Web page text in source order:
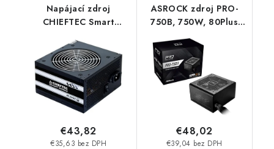
Napájací zdroj
CHIEFTEC Smart
500 W, Active PFC,
maloobchodný predaj
Chieftec
€35,63 bez DPH
€43,82
ASROCK zdroj PRO-
750B, 750W, 80Plus
Bronze, 120 mm, ATX
3.1 ASRock
€39,04 bez DPH
€48,02